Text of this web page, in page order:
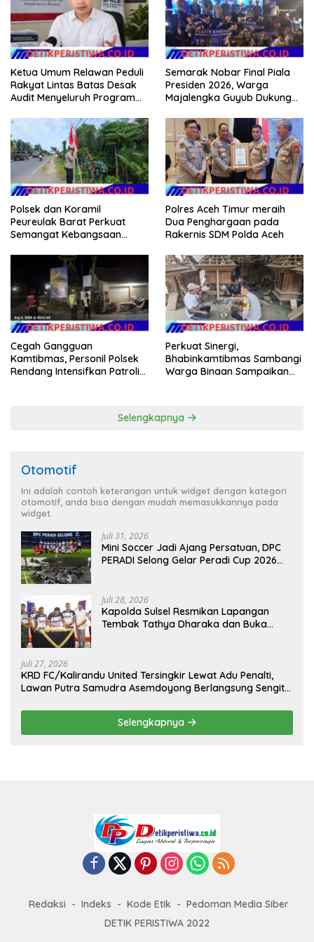
Ketua Umum Relawan Peduli
Rakyat Lintas Batas Desak
Audit Menyeluruh Program
Pertanyakan Efektivitas
Kinerja Dinas Pertanian
Semarak Nobar Final Piala
Presiden 2026, Warga
Majalengka Guyub Dukung
Kahayang
Polsek dan Koramil
Peureulak Barat Perkuat
Semangat Kebangsaan
Merah Putih
Polres Aceh Timur meraih
Dua Penghargaan pada
Rakernis SDM Polda Aceh
Cegah Gangguan
Kamtibmas, Personil Polsek
Rendang Intensifkan Patroli
Perkuat Sinergi,
Bhabinkamtibmas Sambangi
Warga Binaan Sampaikan
Selengkapnya
Otomotif
Ini adalah contoh keterangan untuk widget dengan kategori
otomotif, anda bisa dengan mudah memasukkannya pada
widget.
Juli 31, 2026
Mini Soccer Jadi Ajang Persatuan, DPC
PERADI Selong Gelar Peradi Cup 2026
Juli 28, 2026
Kapolda Sulsel Resmikan Lapangan
Tembak Tathya Dharaka dan Buka
Juli 27, 2026
KRD FC/Kalirandu United Tersingkir Lewat Adu Penalti,
Lawan Putra Samudra Asemdoyong Berlangsung Sengit
Selengkapnya
Redaksi Indeks Kode Etik
Pedoman Media Siber
DETIK PERISTIWA 2022